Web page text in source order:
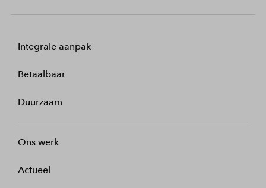
Integrale aanpak
Betaalbaar
Duurzaam
Ons werk
Actueel